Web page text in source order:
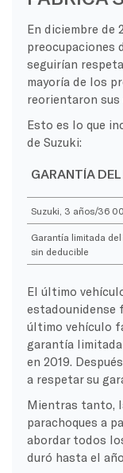
En diciembre de
preocupaciones
seguirían
mayoría de los
reorientaron
Esto es lo que
de Suzuki:
GARANTÍA
Suzuki, 3 años/36
Garantía limitada
sin deducible
El último
estadounidense
último vehículo
garantía
en 2019.
a respetar su
Mientras tanto,
parachoques a
abordar todos
duró hasta el